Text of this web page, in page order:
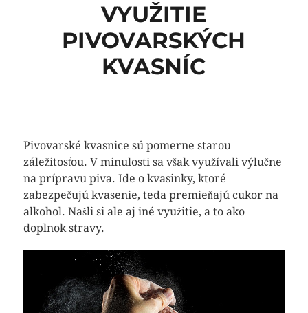
VYUŽITIE
PIVOVARSKÝCH
KVASNÍC
Pivovarské kvasnice sú pomerne starou
záležitosťou. V minulosti sa však využívali výlučne
na prípravu piva. Ide o kvasinky, ktoré
zabezpečujú kvasenie, teda premieňajú cukor na
alkohol. Našli si ale aj iné využitie, a to ako
doplnok stravy.